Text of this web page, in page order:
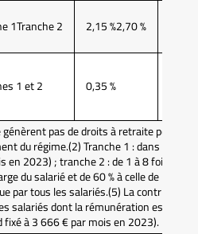
1Tranche 2 2,15 %2,70 %
1 et 2 0,35 %
pas de droits à retraite pour
du régime.(2) Tranche 1 : dans la
en 2023) ; tranche 2 : de 1 à 8 fois ce
du salarié et de 60 % à celle de
par tous les salariés.(5) La
salariés dont la rémunération est
fixé à 3 666 € par mois en 2023).